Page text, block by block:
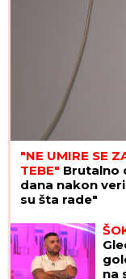
"NE UMIRE SE
TEBE" Brutalno
dana nakon
su šta rade"